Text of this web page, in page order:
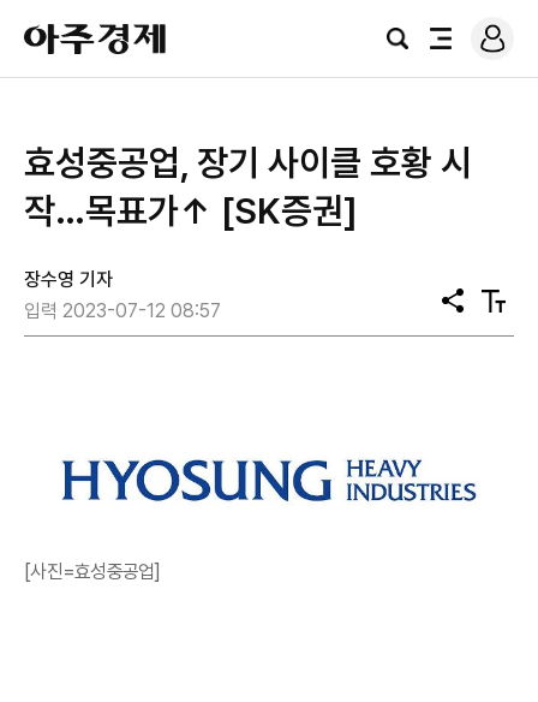
아
주
경
검
전
로
그
효성중공업, 장기 사이클 호황 시
작…목표가↑ [SK증권]
장수영 기자
입력 2023-07-12 08:57
공
유
텍
스
[사진=효성중공업]